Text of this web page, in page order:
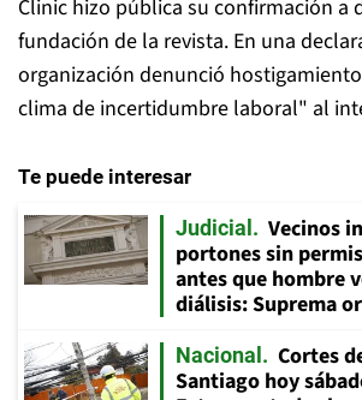
Clinic hizo pública su confirmación a
fundación de la revista. En una
organización denunció
clima de incertidumbre laboral" al
Te puede interesar
Judicial
Vecinos
portones sin
antes que hombre
diálisis: Suprema
Nacional
Cortes
Santiago hoy